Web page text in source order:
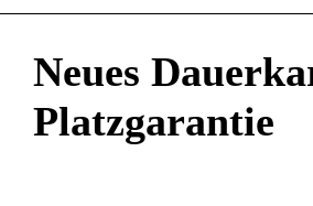
Neues
Platzgarantie